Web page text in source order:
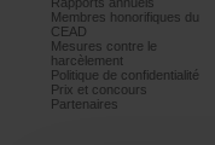
Membreshonorifiquesdu
CEAD
Mesurescontrele
harcèlement
Politiquedeconfidentialité
Prixetconcours
Partenaires